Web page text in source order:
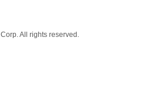
All rights reserved.